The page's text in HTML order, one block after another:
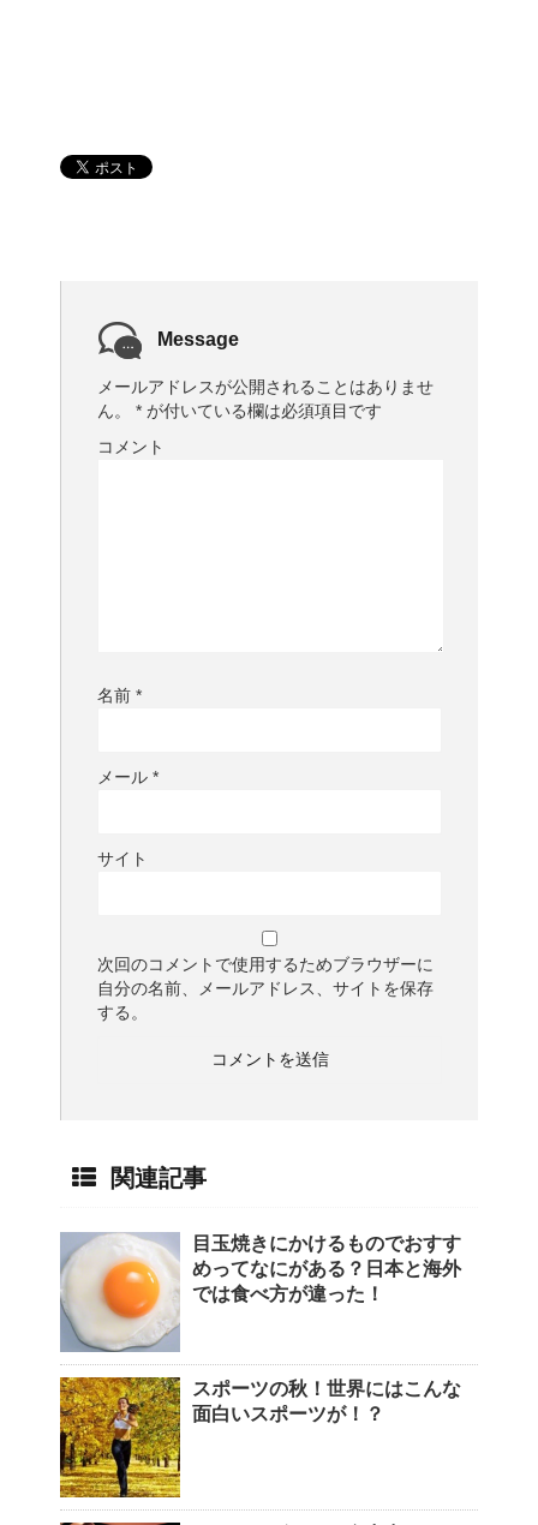
Message
メールアドレスが公開されることはありませ
ん。
* が付いている欄は必須項目です
コメント
名前 *
メール *
サイト
次回のコメントで使用するためブラウザーに
自分の名前、メールアドレス、サイトを保存
する。
関連記事
目玉焼きにかけるものでおすす
めってなにがある？日本と海外
では食べ方が違った！
スポーツの秋！世界にはこんな
面白いスポーツが！？